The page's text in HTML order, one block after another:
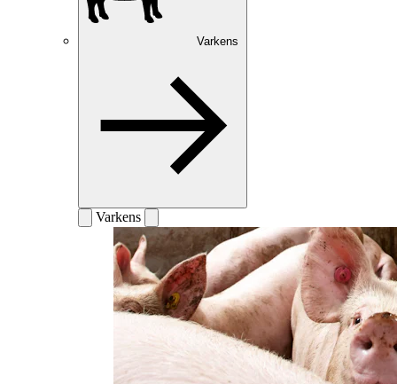
Varkens
Varkens